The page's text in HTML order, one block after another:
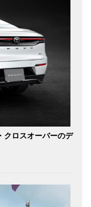
クロスオーバーのデ